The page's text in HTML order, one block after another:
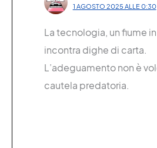
1 AGOSTO 2025 ALLE 0:30
La tecnologia, un fiume
incontra dighe di carta.
L’adeguamento non è
cautela predatoria.